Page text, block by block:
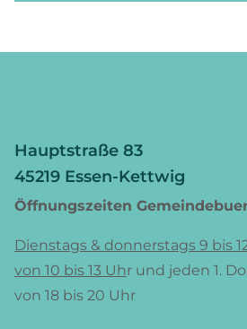
Hauptstraße 83
45219 Essen-Kettwig
Öffnungszeiten
Dienstags & donnerstags 9 bis
von 10 bis 13 Uhr und jeden 1.
von 18 bis 20 Uhr